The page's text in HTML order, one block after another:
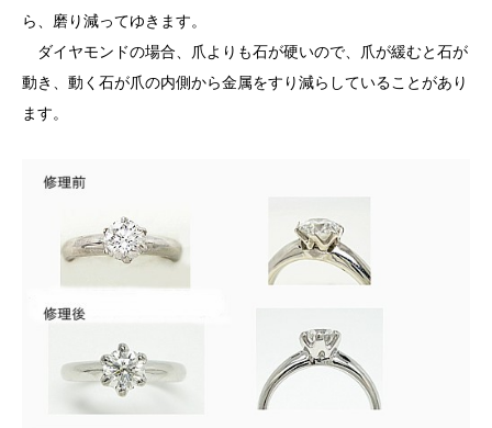
ら、磨り減ってゆきます。
ダイヤモンドの場合、爪よりも石が硬いので、爪が緩むと石が
動き、動く石が爪の内側から金属をすり減らしていることがあり
ます。